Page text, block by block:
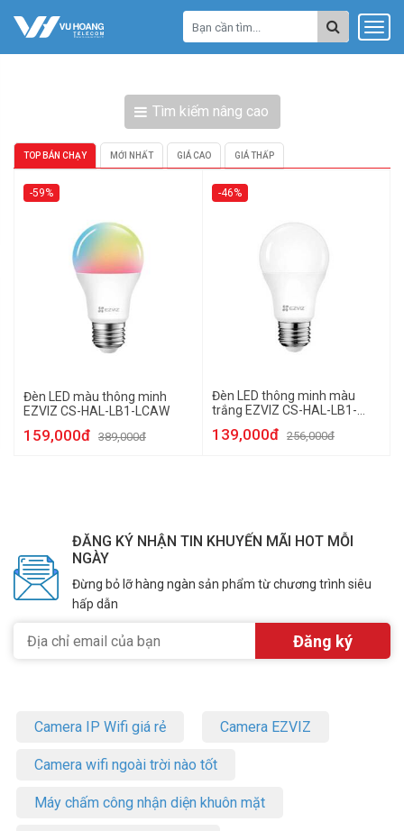
Tìm kiếm nâng cao
TOP BÁN CHẠY MỚI NHẤT GIÁ CAO GIÁ THẤP
-59%
Đèn LED màu thông minh
EZVIZ CS-HAL-LB1-LCAW
159,000đ 389,000đ
-46%
Đèn LED thông minh màu
trắng EZVIZ CS-HAL-LB1-
139,000đ 256,000đ
ĐĂNG KÝ NHẬN TIN KHUYẾN MÃI HOT MỖI
NGÀY
Đừng bỏ lỡ hàng ngàn sản phẩm từ chương trình siêu
hấp dẫn
Camera IP Wifi giá rẻ Camera EZVIZ
Camera wifi ngoài trời nào tốt
Máy chấm công nhận diện khuôn mặt